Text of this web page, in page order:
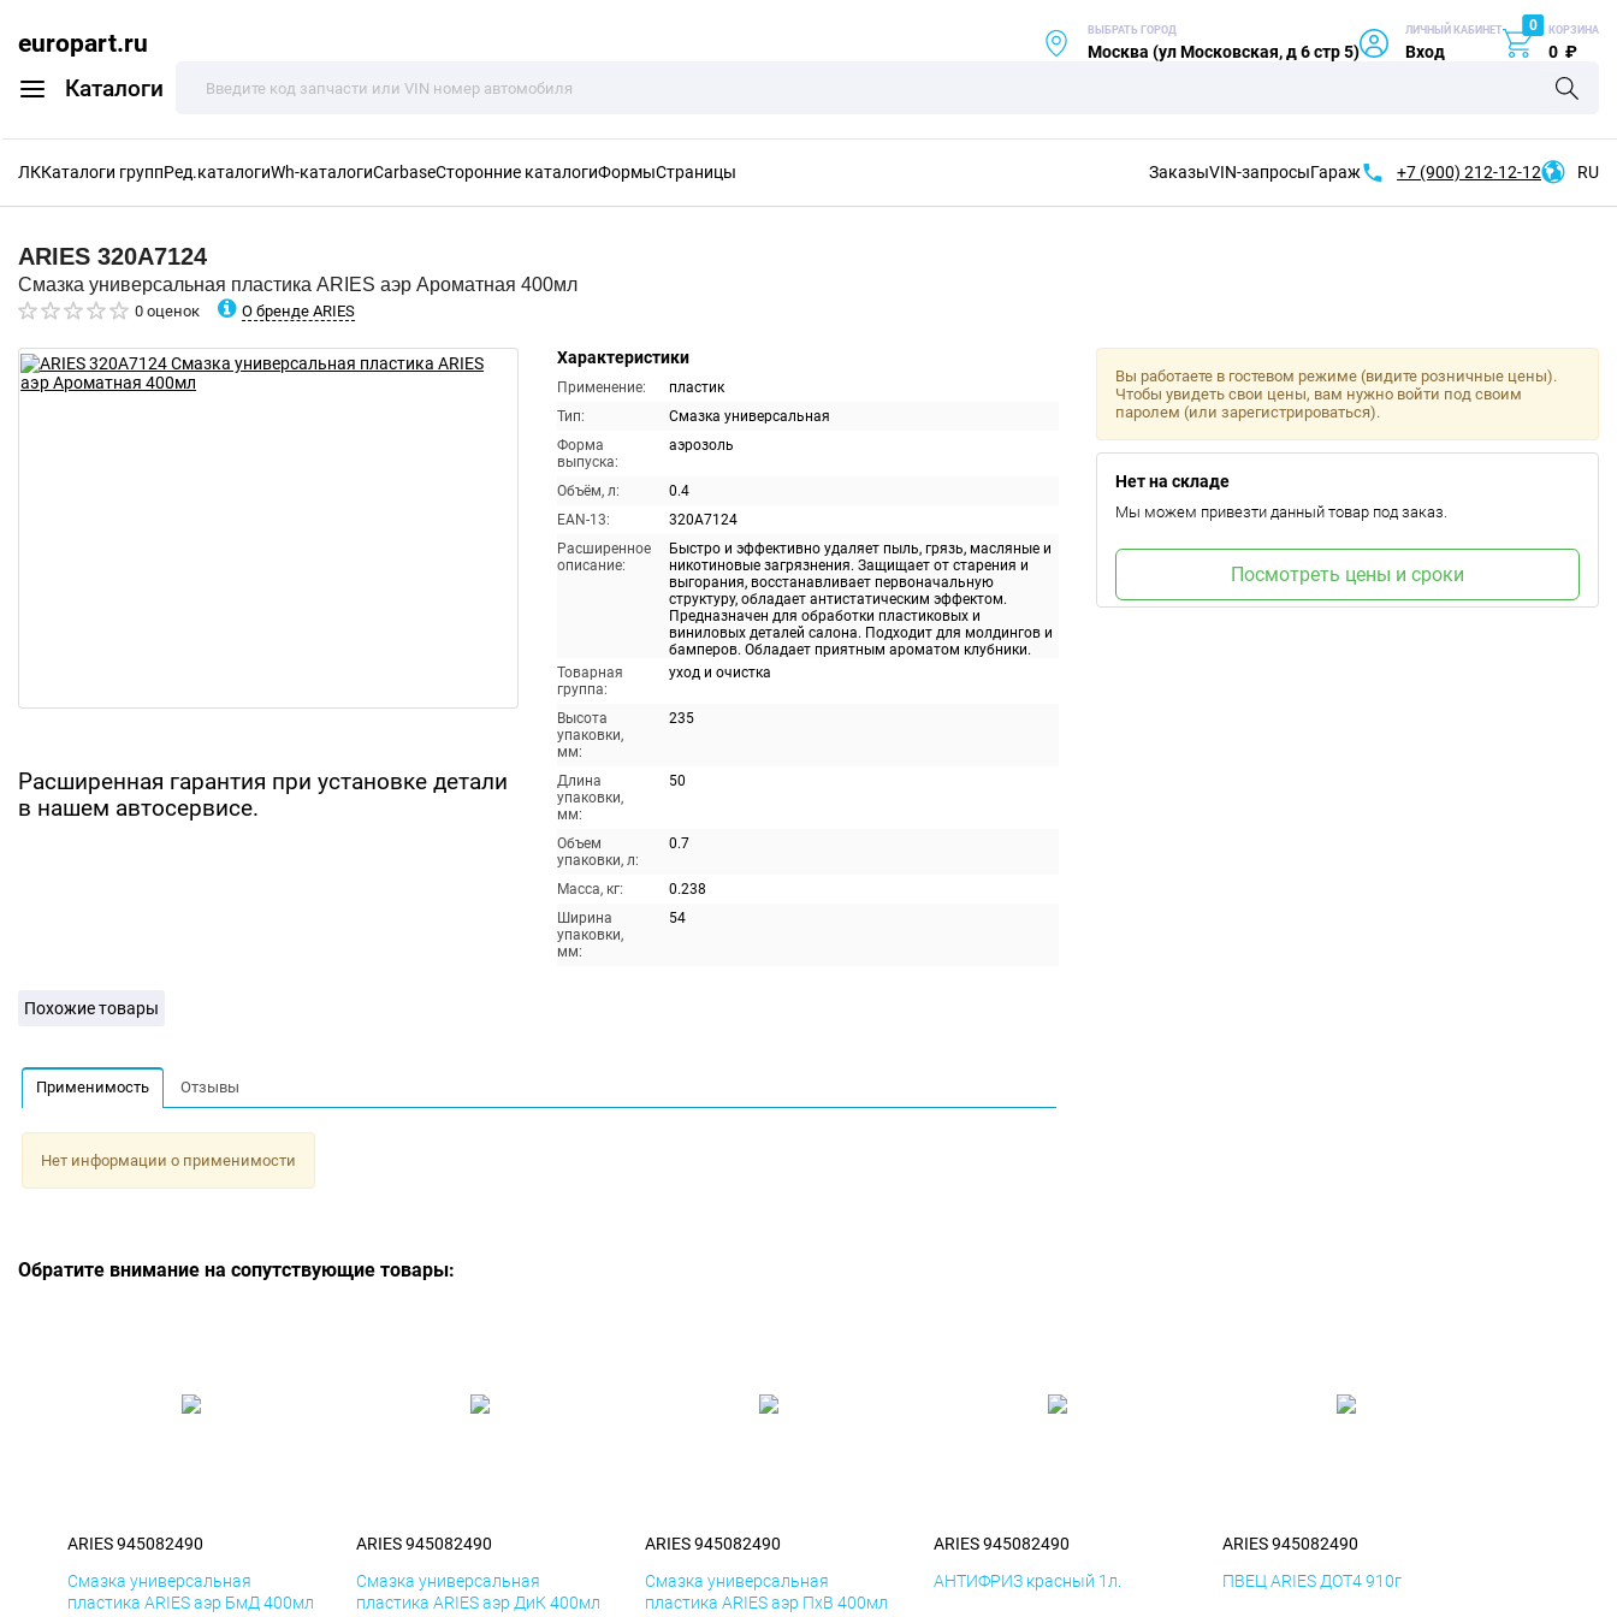
europart.ru
Каталоги
ВЫБРАТЬ ГОРОД
Москва (ул Московская, д 6 стр 5)
ЛИЧНЫЙ КАБИНЕТ
Вход
0 КОРЗИНА
0 ₽
ЛККаталоги группРед.каталогиWh-каталогиCarbaseСторонние каталогиФормыСтраницы ЗаказыVIN-запросыГараж +7 (900) 212-12-12 RU
ARIES 320A7124
Смазка универсальная пластика ARIES аэр Ароматная 400мл
0 оценок О бренде ARIES
Расширенная гарантия при установке детали
в нашем автосервисе.
Характеристики
Применение:
пластик
Тип:
Смазка универсальная
Форма
выпуска:
аэрозоль
Объём, л:
0.4
EAN-13:
320A7124
Расширенное
описание:
Быстро и эффективно удаляет пыль, грязь, масляные и
никотиновые загрязнения. Защищает от старения и
выгорания, восстанавливает первоначальную
структуру, обладает антистатическим эффектом.
Предназначен для обработки пластиковых и
виниловых деталей салона. Подходит для молдингов и
бамперов. Обладает приятным ароматом клубники.
Товарная
группа:
уход и очистка
Высота
упаковки,
мм:
235
Длина
упаковки,
мм:
50
Объем
упаковки, л:
0.7
Масса, кг:
0.238
Ширина
упаковки,
мм:
54
Вы работаете в гостевом режиме (видите розничные цены).
Чтобы увидеть свои цены, вам нужно войти под своим
паролем (или зарегистрироваться).
Нет на складе
Мы можем привезти данный товар под заказ.
Посмотреть цены и сроки
Похожие товары
Применимость Отзывы
Нет информации о применимости
Обратите внимание на сопутствующие товары:
ARIES 945082490
Смазка универсальная
пластика ARIES аэр БмД 400мл
ARIES 945082490
Смазка универсальная
пластика ARIES аэр ДиК 400мл
ARIES 945082490
Смазка универсальная
пластика ARIES аэр ПхВ 400мл
ARIES 945082490
АНТИФРИЗ красный 1л.
ARIES 945082490
ПВЕЦ ARIES ДОТ4 910г